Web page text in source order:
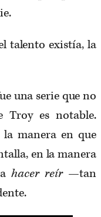
talento existía, la
una serie que no
Troy es notable.
manera en que
en la manera
hacer reír—tan